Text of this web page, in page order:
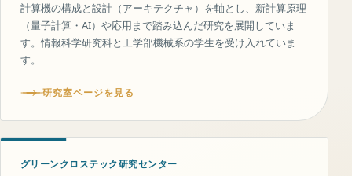
計算機の構成と設計（アーキテクチャ）を軸とし、新計算原理
（量子計算・AI）や応用まで踏み込んだ研究を展開していま
す。情報科学研究科と工学部機械系の学生を受け入れていま
す。
研究室ページを見る
グリーンクロステック研究センター